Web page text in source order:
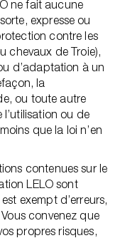
ne fait aucune
expresse ou
contre les
chevaux de Troie),
d’adaptation à un
la
ou toute autre
ou de
que la loi n’en
contenues sur le
LELO sont
exempt d’erreurs,
convenez que
propres risques,